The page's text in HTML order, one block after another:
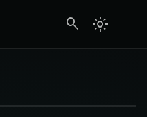
search light_mode